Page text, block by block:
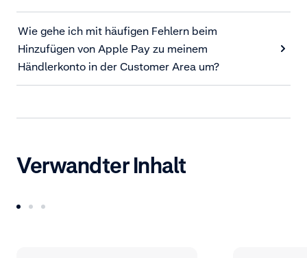
Wie gehe ich mit häufigen Fehlern beim
Hinzufügen von Apple Pay zu meinem
Händlerkonto in der Customer Area um?
Verwandter Inhalt